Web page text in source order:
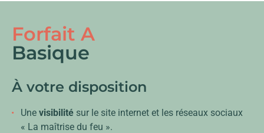
Forfait A
Basique
À votre disposition
Une visibilité sur le site internet et les réseaux sociaux
« La maîtrise du feu ».